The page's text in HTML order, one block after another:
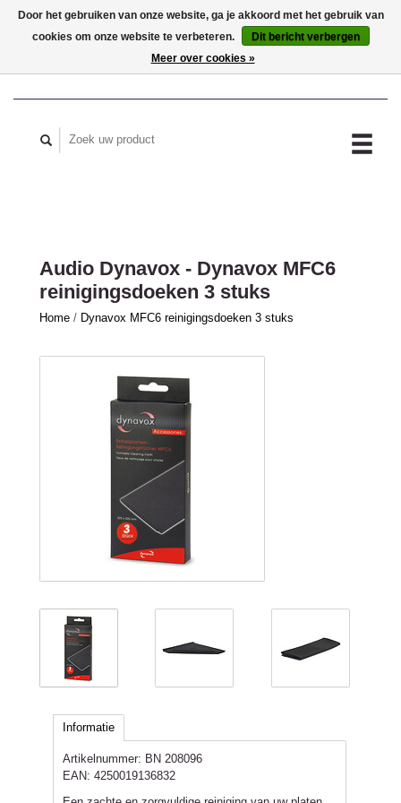
MIJN ACCOUNT
Audio Dynavox - Dynavox MFC6
reinigingsdoeken 3 stuks
Home / Dynavox MFC6 reinigingsdoeken 3 stuks
Informatie
Artikelnummer: BN 208096
EAN: 4250019136832
Door het gebruiken van onze website, ga je akkoord met het gebruik van
cookies om onze website te verbeteren.
Dit bericht verbergen
Meer over cookies »